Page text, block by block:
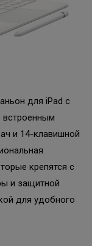
для iPad с
встроенным
и 14-клавишной
крепятся с
и защитной
для удобного